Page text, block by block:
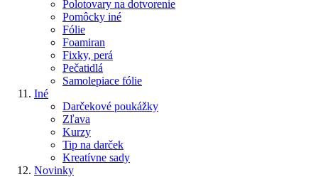
Polotovary na dotvorenie
Pomôcky iné
Fólie
Foamiran
Fixky, perá
Pečatidlá
Samolepiace fólie
Iné
Darčekové poukážky
Zľava
Kurzy
Tip na darček
Kreatívne sady
Novinky